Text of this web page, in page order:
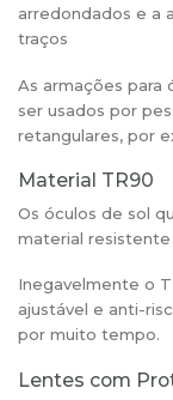
arredondados e a
traços
As armações para
ser usados por
retangulares, por
Material TR90
Os óculos de sol
material resistente
Inegavelmente o
ajustável e anti-
por muito tempo.
Lentes com